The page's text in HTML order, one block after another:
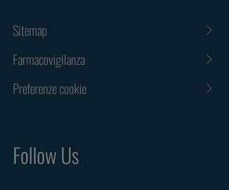
Sitemap
Farmacovigilanza
Preferenze cookie
Follow Us